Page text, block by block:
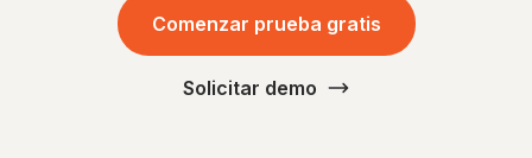
Comenzar prueba gratis
Solicitar demo